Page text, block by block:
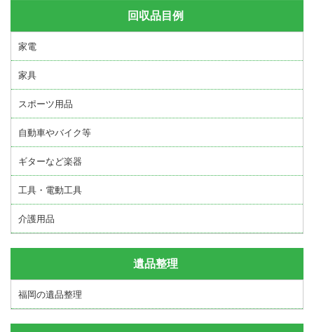
回収品目例
家電
家具
スポーツ用品
自動車やバイク等
ギターなど楽器
工具・電動工具
介護用品
遺品整理
福岡の遺品整理